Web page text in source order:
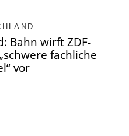
Bahn wirft ZDF-
fachliche
vor